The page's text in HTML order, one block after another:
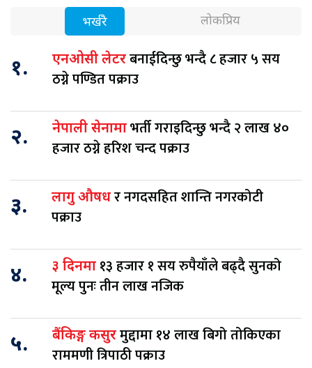
भर्खरै लोकप्रिय
१. एनओसी लेटरबनाईदिन्छु भन्दै ८ हजार ५ सय
ठग्ने पण्डित पक्राउ
२. नेपाली सेनामाभर्ती गराइदिन्छु भन्दै २ लाख ४०
हजार ठग्ने हरिश चन्द पक्राउ
३. लागु औषधर नगदसहित शान्ति नगरकोटी
पक्राउ
४. ३ दिनमा १३ हजार १ सय रुपैयाँले बढ्दै सुनको
मूल्य पुनः तीन लाख नजिक
५. बैंकिङ्ग कसुरमुद्दामा १४ लाख बिगो तोकिएका
राममणी त्रिपाठी पक्राउ